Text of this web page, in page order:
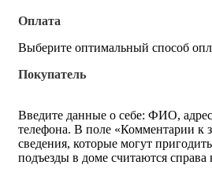
Оплата
Выберите оптимальный способ
Покупатель
Введите данные о себе: ФИО,
телефона. В поле «Комментарии к
сведения, которые могут
подъезды в доме считаются справа